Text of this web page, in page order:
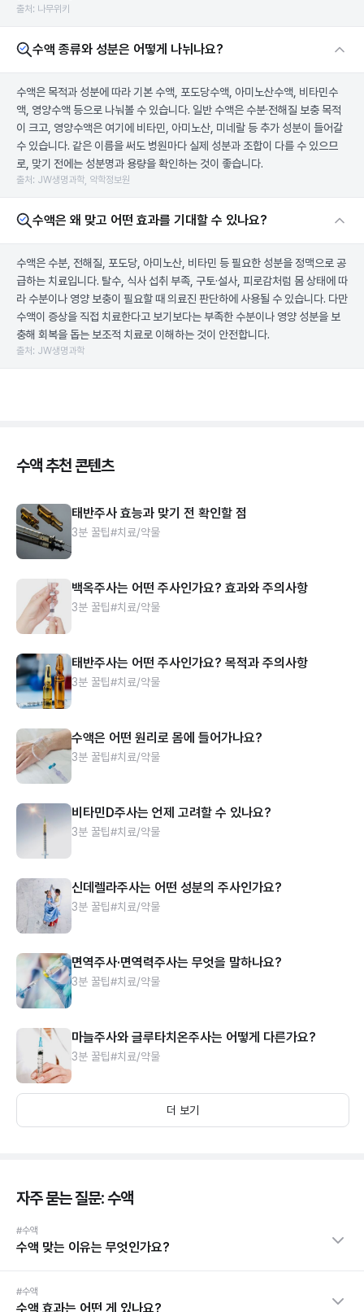
출처: 나무위키
수액 종류와 성분은 어떻게 나뉘나요?
수액은 목적과 성분에 따라 기본 수액, 포도당수액, 아미노산수액, 비타민수
액, 영양수액 등으로 나눠볼 수 있습니다. 일반 수액은 수분·전해질 보충 목적
이 크고, 영양수액은 여기에 비타민, 아미노산, 미네랄 등 추가 성분이 들어갈
수 있습니다. 같은 이름을 써도 병원마다 실제 성분과 조합이 다를 수 있으므
로, 맞기 전에는 성분명과 용량을 확인하는 것이 좋습니다.
출처: JW생명과학, 약학정보원
수액은 왜 맞고 어떤 효과를 기대할 수 있나요?
수액은 수분, 전해질, 포도당, 아미노산, 비타민 등 필요한 성분을 정맥으로 공
급하는 치료입니다. 탈수, 식사 섭취 부족, 구토·설사, 피로감처럼 몸 상태에 따
라 수분이나 영양 보충이 필요할 때 의료진 판단하에 사용될 수 있습니다. 다만
수액이 증상을 직접 치료한다고 보기보다는 부족한 수분이나 영양 성분을 보
충해 회복을 돕는 보조적 치료로 이해하는 것이 안전합니다.
출처: JW생명과학
수액 추천 콘텐츠
태반주사 효능과 맞기 전 확인할 점
3분 꿀팁#치료/약물
백옥주사는 어떤 주사인가요? 효과와 주의사항
3분 꿀팁#치료/약물
태반주사는 어떤 주사인가요? 목적과 주의사항
3분 꿀팁#치료/약물
수액은 어떤 원리로 몸에 들어가나요?
3분 꿀팁#치료/약물
비타민D주사는 언제 고려할 수 있나요?
3분 꿀팁#치료/약물
신데렐라주사는 어떤 성분의 주사인가요?
3분 꿀팁#치료/약물
면역주사·면역력주사는 무엇을 말하나요?
3분 꿀팁#치료/약물
마늘주사와 글루타치온주사는 어떻게 다른가요?
3분 꿀팁#치료/약물
더 보기
자주 묻는 질문: 수액
#수액
수액 맞는 이유는 무엇인가요?
#수액
수액 효과는 어떤 게 있나요?